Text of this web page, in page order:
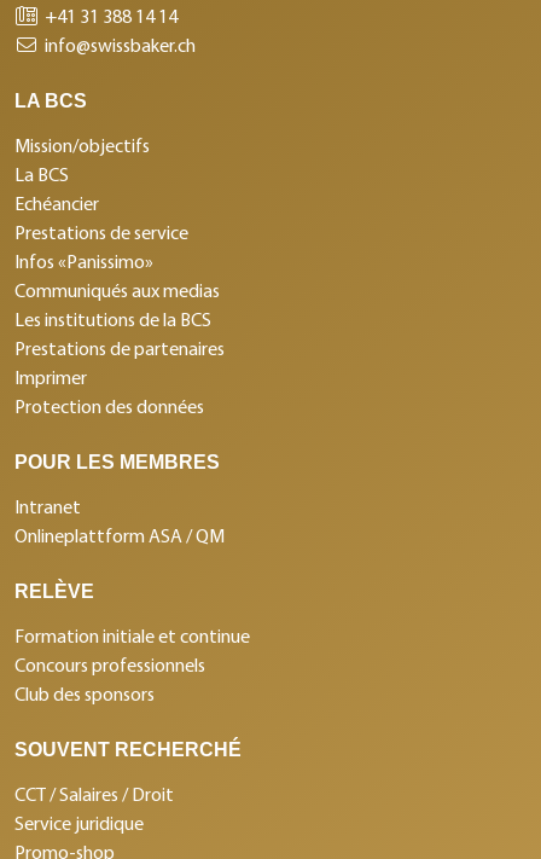
+41 31 388 14 14
info@swissbaker.ch
LA BCS
Mission/objectifs
La BCS
Echéancier
Prestations de service
Infos «Panissimo»
Communiqués aux medias
Les institutions de la BCS
Prestations de partenaires
Imprimer
Protection des données
POUR LES MEMBRES
Intranet
Onlineplattform ASA / QM
RELÈVE
Formation initiale et continue
Concours professionnels
Club des sponsors
SOUVENT RECHERCHÉ
CCT / Salaires / Droit
Service juridique
Promo-shop